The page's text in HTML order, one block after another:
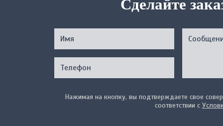
Сделайте
Нажимая на кнопку, вы подтверждаете свое
соответствии с